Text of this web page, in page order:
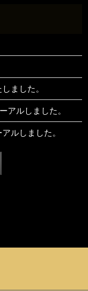
ました。
アルしました。
ルしました。